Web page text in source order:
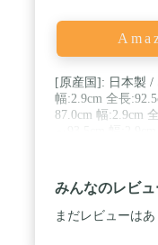
[原産国]: 日本製 /
幅:2.9cm 全長
87.0cm 幅:2.9cm
ト:89.0～99.0cm
みんなのレビュ
まだレビューは